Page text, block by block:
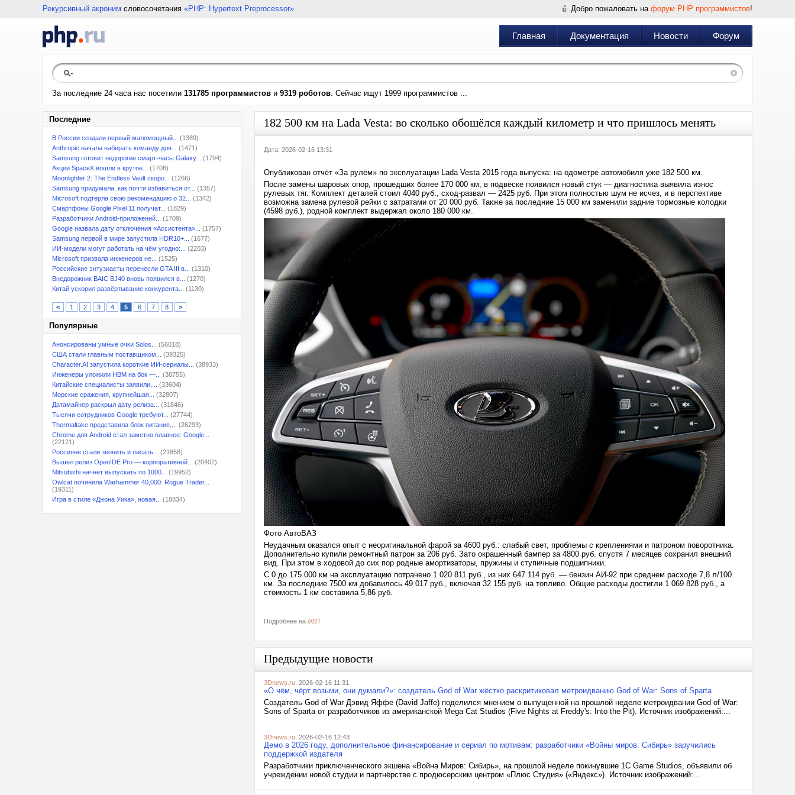
Рекурсивный акроним словосочетания «PHP: Hypertext Preprocessor» Добро пожаловать на форум PHP программистов!
Главная Документация Новости Форум
За последние 24 часа нас посетили 131785 программистов и 9319 роботов. Сейчас ищут 1999 программистов ...
Последние
В России создали первый маломощный...
(1389)
Anthropic начала набирать команду для...
(1471)
Samsung готовит недорогие смарт-часы Galaxy...
(1794)
Акции SpaceX вошли в крутое...
(1708)
Moonlighter 2: The Endless Vault скоро...
(1266)
Samsung придумала, как почти избавиться от...
(1357)
Microsoft подтёрла свою рекомендацию о 32...
(1342)
Смартфоны Google Pixel 11 получат...
(1829)
Разработчики Android-приложений...
(1709)
Google назвала дату отключения «Ассистента»...
(1757)
Samsung первой в мире запустила HDR10+...
(1677)
ИИ-модели могут работать на чём угодно:...
(2203)
Microsoft призвала инженеров не...
(1525)
Российские энтузиасты перенесли GTA III в...
(1310)
Внедорожник BAIC BJ40 вновь появился в...
(1270)
Китай ускорил развёртывание конкурента...
(1130)
< 1 2 3 4 5 6 7 8 >
Популярные
Анонсированы умные очки Solos...
(56018)
США стали главным поставщиком...
(39325)
Character.AI запустила короткие ИИ-сериалы...
(38933)
Инженеры уложили HBM на бок —...
(38755)
Китайские специалисты заявили,...
(33604)
Морские сражения, крупнейшая...
(32807)
Датамайнер раскрыл дату релиза...
(31846)
Тысячи сотрудников Google требуют...
(27744)
Thermaltake представила блок питания,...
(26293)
Chrome для Android стал заметно плавнее: Google...
(22121)
Россияне стали звонить и писать...
(21858)
Вышел релиз OpenIDE Pro — корпоративной...
(20402)
Mitsubishi начнёт выпускать по 1000...
(19952)
Owlcat починила Warhammer 40,000: Rogue Trader...
(19311)
Игра в стиле «Джона Уика», новая...
(18834)
182 500 км на Lada Vesta: во сколько обошёлся каждый километр и что пришлось менять
Дата: 2026-02-16 13:31
Опубликован отчёт «За рулём» по эксплуатации Lada Vesta 2015 года выпуска: на одометре автомобиля уже 182 500 км.
После замены шаровых опор, прошедших более 170 000 км, в подвеске появился новый стук — диагностика выявила износ
рулевых тяг. Комплект деталей стоил 4040 руб., сход-развал — 2425 руб. При этом полностью шум не исчез, и в перспективе
возможна замена рулевой рейки с затратами от 20 000 руб. Также за последние 15 000 км заменили задние тормозные колодки
(4598 руб.), родной комплект выдержал около 180 000 км.
Фото АвтоВАЗ
Неудачным оказался опыт с неоригинальной фарой за 4600 руб.: слабый свет, проблемы с креплениями и патроном поворотника.
Дополнительно купили ремонтный патрон за 206 руб. Зато окрашенный бампер за 4800 руб. спустя 7 месяцев сохранил внешний
вид. При этом в ходовой до сих пор родные амортизаторы, пружины и ступичные подшипники.
С 0 до 175 000 км на эксплуатацию потрачено 1 020 811 руб., из них 647 114 руб. — бензин АИ-92 при среднем расходе 7,8 л/100
км. За последние 7500 км добавилось 49 017 руб., включая 32 155 руб. на топливо. Общие расходы достигли 1 069 828 руб., а
стоимость 1 км составила 5,86 руб.
Подробнее на iXBT
Предыдущие новости
3Dnews.ru , 2026-02-16 11:31
«О чём, чёрт возьми, они думали?»: создатель God of War жёстко раскритиковал метроидванию God of War: Sons of Sparta
Создатель God of War Дэвид Яффе (David Jaffe) поделился мнением о выпущенной на прошлой неделе метроидвании God of War:
Sons of Sparta от разработчиков из американской Mega Cat Studios (Five Nights at Freddy's: Into the Pit). Источник изображений:...
3Dnews.ru , 2026-02-16 12:43
Демо в 2026 году, дополнительное финансирование и сериал по мотивам: разработчики «Войны миров: Сибирь» заручились
поддержкой издателя
Разработчики приключенческого экшена «Война Миров: Сибирь», на прошлой неделе покинувшие 1C Game Studios, объявили об
учреждении новой студии и партнёрстве с продюсерским центром «Плюс Студия» («Яндекс»). Источник изображений:...